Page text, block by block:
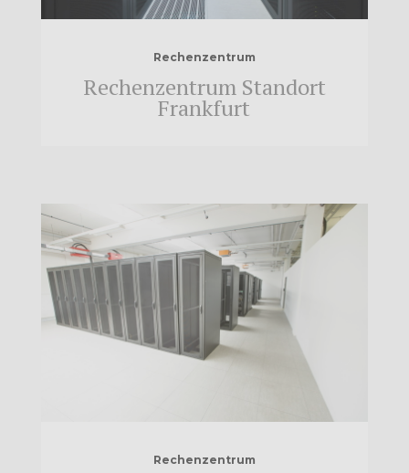
Rechenzentrum
Rechenzentrum Standort
Frankfurt
Rechenzentrum